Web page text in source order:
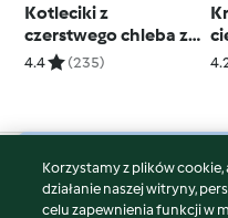
Kotleciki z
czerstwego chleba z
serem i ziołami
4.4 (235)
© Copyright 2026
Korzystamy z plików
działanie naszej witryny,
celu zapewnienia funkcji w